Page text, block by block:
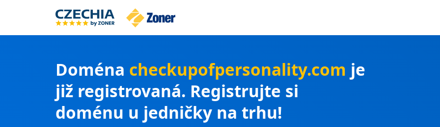
Doména checkupofpersonality.com je
již registrovaná. Registrujte si
doménu u jedničky na trhu!